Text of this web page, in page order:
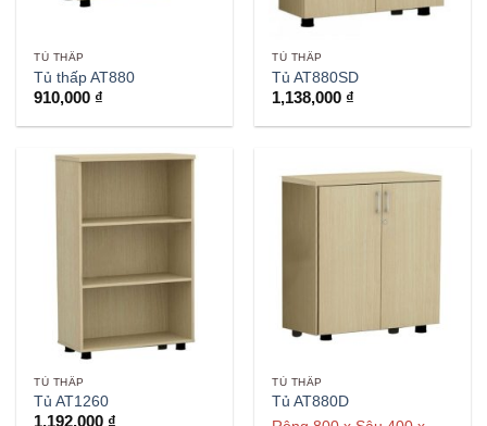
TỦ THẤP
Tủ thấp AT880
910,000 ₫
TỦ THẤP
Tủ AT880SD
1,138,000 ₫
TỦ THẤP
Tủ AT1260
1,192,000 ₫
TỦ THẤP
Tủ AT880D